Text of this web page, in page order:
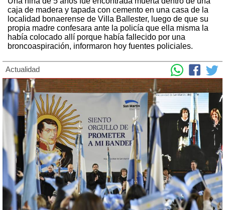
caja de madera y tapada con cemento en una casa de la
localidad bonaerense de Villa Ballester, luego de que su
propia madre confesara ante la policía que ella misma la
había colocado allí porque había fallecido por una
broncoaspiración, informaron hoy fuentes policiales.
Actualidad